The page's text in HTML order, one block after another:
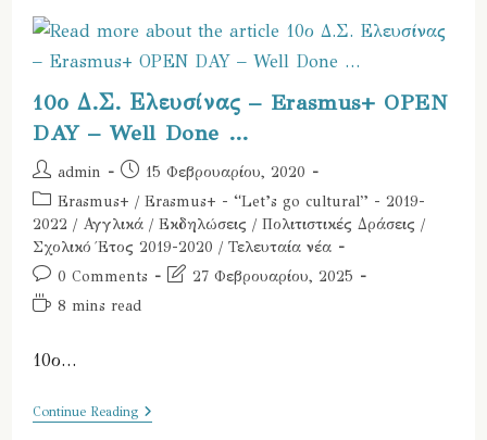
Be
10ο Δ.Σ. Ελευσίνας – Erasmus+ OPEN
DAY – Well Done …
Post
author:
admin
Post
published:
15 Φεβρουαρίου, 2020
Post
category:
Erasmus+ / Erasmus+ - “Let’s go cultural” - 2019-
2022 / Αγγλικά / Εκδηλώσεις / Πολιτιστικές Δράσεις /
Σχολικό Έτος 2019-2020 / Τελευταία νέα
Post
comments:
0 Comments
Post27 Φεβρουαρίου, 2025
Reading8 mins read
10ο…
Continue Reading10ο
Δ.Σ.